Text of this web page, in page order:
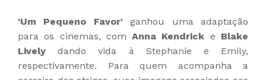
'Um Pequeno Favor'ganhou uma adaptação
para os cinemas, comAnna Kendrick e Blake
Lively dando vida à Stephanie e Emily,
respectivamente. Para quem acompanha a